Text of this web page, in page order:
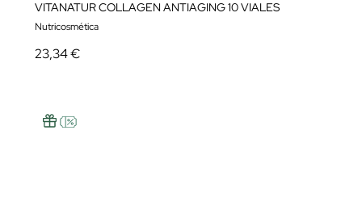
VITANATUR COLLAGEN ANTIAGING 10 VIALES
Nutricosmética
23,34 €